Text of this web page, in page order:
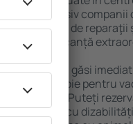
inclusiv
centre de reparaţii
o vacanță
Vigan, veţi găsi
ce aveți nevoie pentru
aleasă. Puteți
persoanele cu